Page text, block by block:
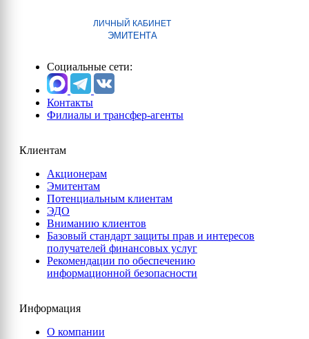
ЛИЧНЫЙ КАБИНЕТ
ЭМИТЕНТА
Социальные сети:
Контакты
Филиалы и трансфер-агенты
Клиентам
Акционерам
Эмитентам
Потенциальным клиентам
ЭДО
Вниманию клиентов
Базовый стандарт защиты прав и интересов
получателей финансовых услуг
Рекомендации по обеспечению
информационной безопасности
Информация
О компании